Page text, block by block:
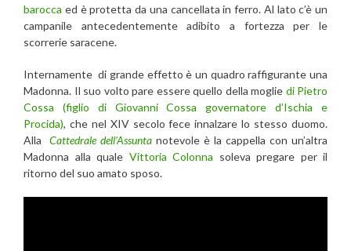
barocca ed è protetta da una cancellata in ferro. Al lato c’è un
campanile antecedentemente adibito a fortezza per le
scorrerie saracene.
Internamente di grande effetto è un quadro raffigurante una
Madonna. Il suo volto pare essere quello della moglie di Pietro
Cossa (figlio di Giovanni Cossa governatore d’Ischia e
Procida), che nel XIV secolo fece innalzare lo stesso duomo.
Alla Cattedrale dell’Assunta notevole è la cappella con un’altra
Madonna alla quale Vittoria Colonna soleva pregare per il
ritorno del suo amato sposo.